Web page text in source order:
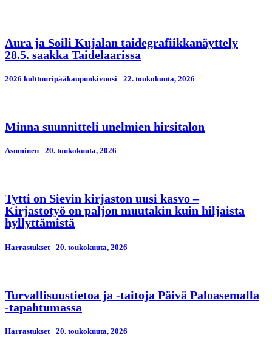
Aura ja Soili Kujalan taidegrafiikkanäyttely
28.5. saakka Taidelaarissa
2026 kulttuuripääkaupunkivuosi 22. toukokuuta, 2026
Minna suunnitteli unelmien hirsitalon
Asuminen 20. toukokuuta, 2026
Tytti on Sievin kirjaston uusi kasvo –
Kirjastotyö on paljon muutakin kuin hiljaista
hyllyttämistä
Harrastukset 20. toukokuuta, 2026
Turvallisuustietoa ja -taitoja Päivä Paloasemalla
-tapahtumassa
Harrastukset 20. toukokuuta, 2026